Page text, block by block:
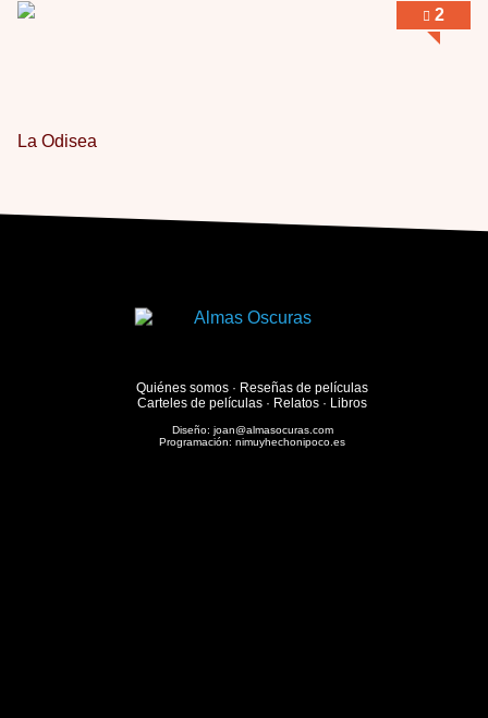
2
La Odisea
Quiénes somos · Reseñas de películas
Carteles de películas · Relatos · Libros
Diseño: joan@almasocuras.com
Programación:nimuyhechonipoco.es